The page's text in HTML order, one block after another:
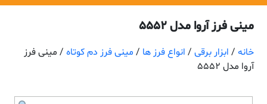
مینی فرز آروا مدل 5552
خانه / ابزار برقی / انواع فرز ها / مینی فرز دم کوتاه / مینی فرز
آروا مدل 5552